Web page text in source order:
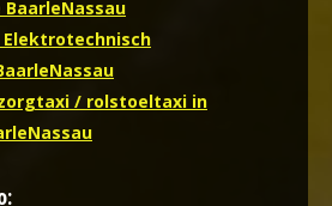
/ rolstoeltaxi in